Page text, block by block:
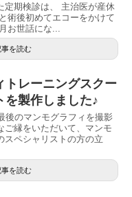
定期検診は、 主治医が産休
術後初めてエコーをかけて
お世話にな...
事を読む
トレーニングスクー
を製作しました♪
後のマンモグラフィを撮影
ご縁をいただいて、マンモ
スペシャリストの方の立
事を読む